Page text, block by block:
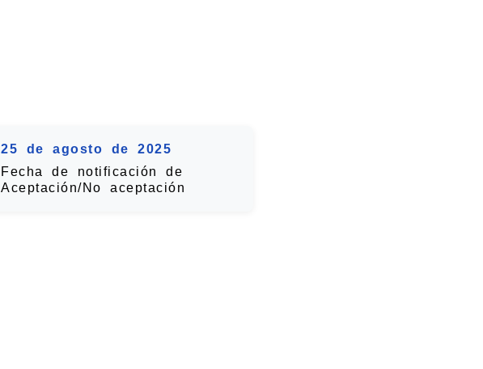
25 de agosto de 2025
Fecha de notificación de
Aceptación/No aceptación